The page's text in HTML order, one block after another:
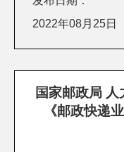
2022年08月25日
国家邮政局
《邮政快递